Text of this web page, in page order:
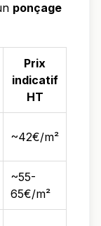
ponçage
Prix
indicatif
HT
~42€/m²
~55-
65€/m²